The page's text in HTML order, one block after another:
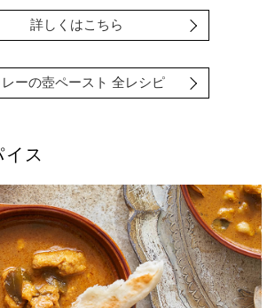
詳しくはこちら
レーの壺ペースト 全レシピ
ス